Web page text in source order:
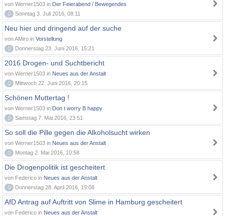
von Werner1503 in Der Feierabend / Bewegendes
0
Sonntag 3. Juli 2016, 08:11
Neu hier und dringend auf der suche
von AMiro in Vorstellung
0
Donnerstag 23. Juni 2016, 15:21
2016 Drogen- und Suchtbericht
von Werner1503 in Neues aus der Anstalt
0
Mittwoch 22. Juni 2016, 20:15
Schönen Muttertag !
von Werner1503 in Don t worry B happy
0
Samstag 7. Mai 2016, 23:51
So soll die Pille gegen die Alkoholsucht wirken
von Werner1503 in Neues aus der Anstalt
0
Montag 2. Mai 2016, 10:58
Die Drogenpolitik ist gescheitert
von Federico in Neues aus der Anstalt
0
Donnerstag 28. April 2016, 19:08
AfD Antrag auf Auftritt von Slime in Hamburg gescheitert
von Federico in Neues aus der Anstalt